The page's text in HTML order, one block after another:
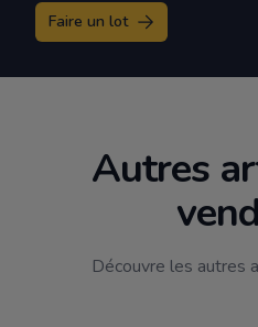
Faire un lot
Autres
Découvre les autres